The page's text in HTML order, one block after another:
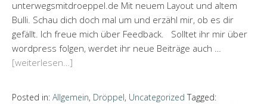
unterwegsmitdroeppel.de Mit neuem Layout und altem
Bulli. Schau dich doch mal um und erzähl mir, ob es dir
gefällt. Ich freue mich über Feedback. Solltet ihr mir über
wordpress folgen, werdet ihr neue Beiträge auch …
[weiterlesen…]
Posted in: Allgemein, Dröppel, Uncategorized Tagged: